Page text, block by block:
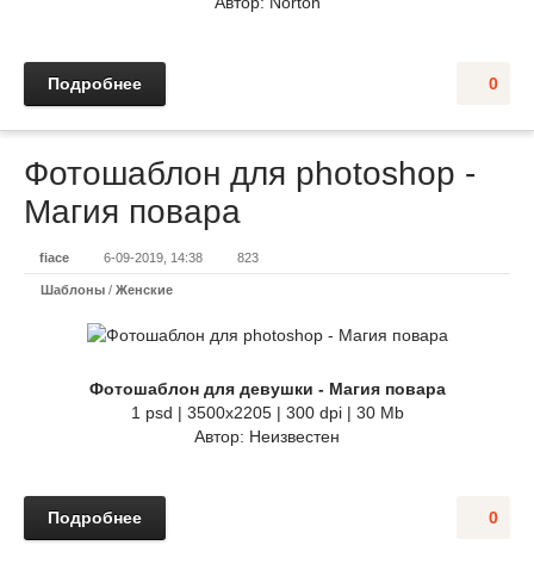
0
Подробнее
Фотошаблон для photoshop -
Магия повара
fiace 6-09-2019, 14:38 823
Шаблоны / Женские
Фотошаблон для девушки - Магия повара
1 psd | 3500x2205 | 300 dpi | 30 Mb
Автор: Неизвестен
0
Подробнее